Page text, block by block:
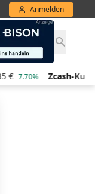
Anmelden
7.70% Zcash-Kurs